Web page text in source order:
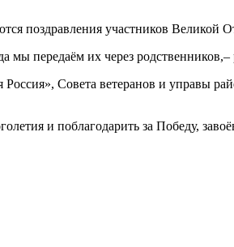
поздравления участников Великой
мы передаём их через
Совета ветеранов и управы
и поблагодарить за Победу,